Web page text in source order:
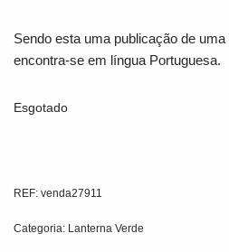
Sendo esta uma publicação de
encontra-se em língua Portuguesa.
Esgotado
REF: venda27911
Categoria: Lanterna Verde